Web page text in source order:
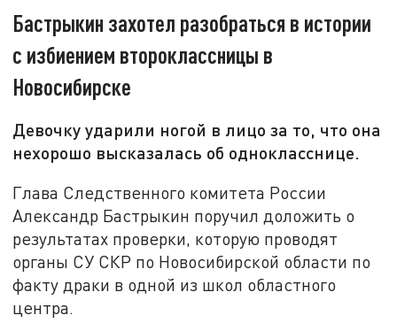
Бастрыкин захотел разобраться в истории
с избиением второклассницы в
Новосибирске
Девочку ударили ногой в лицо за то, что она
нехорошо высказалась об однокласснице.
Глава Следственного комитета России
Александр Бастрыкин поручил доложить о
результатах проверки, которую проводят
органы СУ СКР по Новосибирской области по
факту драки в одной из школ областного
центра.